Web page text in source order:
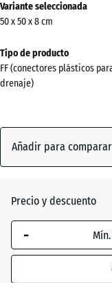
información
sobre
los
colores?
Mostrar
Azul
Antracita - 4,30 €
Variante seleccionada
50 x 50 x 8 cm
Tipo de producto
FF (conectores plásticos
drenaje)
Añadir para comparar
Precio y descuento
-